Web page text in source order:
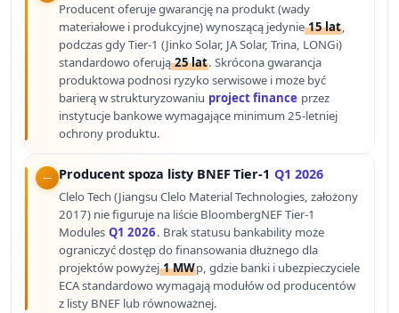
Producent oferuje gwarancję na produkt (wady
materiałowe i produkcyjne) wynoszącą jedynie15 lat,
podczas gdy Tier-1 (Jinko Solar, JA Solar, Trina, LONGi)
standardowo oferują25 lat. Skrócona gwarancja
produktowa podnosi ryzyko serwisowe i może być
barierą w strukturyzowaniu project finance przez
instytucje bankowe wymagające minimum 25-letniej
ochrony produktu.
Producent spoza listy BNEF Tier-1 Q1 2026
Clelo Tech (Jiangsu Clelo Material Technologies, założony
2017) nie figuruje na liście BloombergNEF Tier-1
Modules Q1 2026. Brak statusu bankability może
ograniczyć dostęp do finansowania dłużnego dla
projektów powyżej1 MWp, gdzie banki i ubezpieczyciele
ECA standardowo wymagają modułów od producentów
z listy BNEF lub równoważnej.